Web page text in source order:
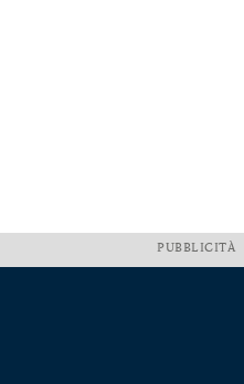
PUBBLICITÀ